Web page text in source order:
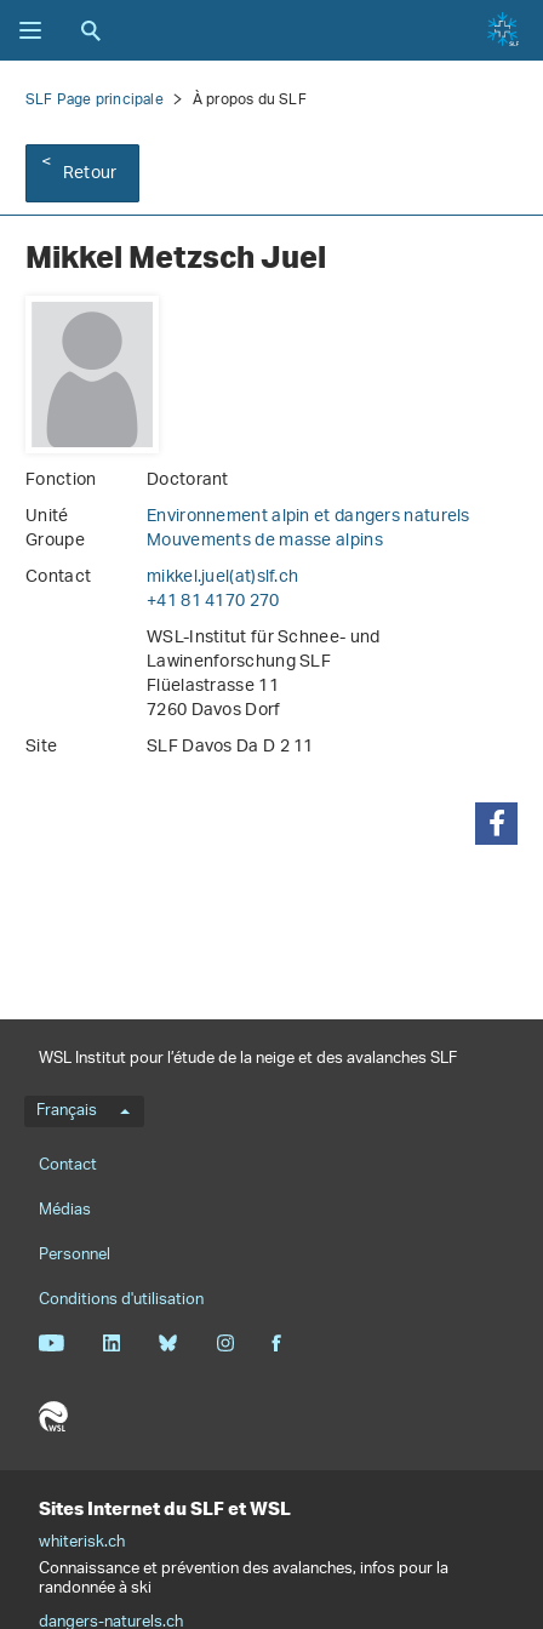
SLF Page principale À propos du SLF
Retour
Mikkel Metzsch Juel
Fonction
Doctorant
Unité
Environnement alpin et dangers naturels
Groupe
Mouvements de masse alpins
Contact
mikkel.juel(at)slf.ch
+41 81 4170 270
WSL-Institut für Schnee- und
Lawinenforschung SLF
Flüelastrasse 11
7260 Davos Dorf
Site
SLF Davos Da D 2 11
WSL Institut pour l’étude de la neige et des avalanches SLF
Menu de langue
Français
Footernavigation
Contact
Médias
Personnel
Conditions d'utilisation
Sites Internet du SLF et WSL
whiterisk.ch
Connaissance et prévention des avalanches, infos pour la
randonnée à ski